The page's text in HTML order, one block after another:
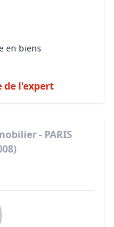
en biens
de l'expert
- PARIS